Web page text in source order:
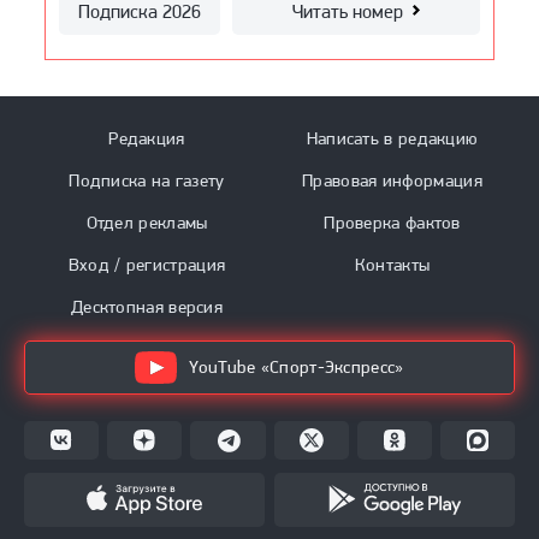
Подписка 2026 Читать номер
Подписка 2026 Читать номер
Подписка 2026 Читать номер
Подписка 2026 Читать номер
Редакция
Подписка на газету
Отдел рекламы
Вход / регистрация
Десктопная версия
Написать в редакцию
Правовая информация
Проверка фактов
Контакты
YouTube «Спорт-Экспресс»